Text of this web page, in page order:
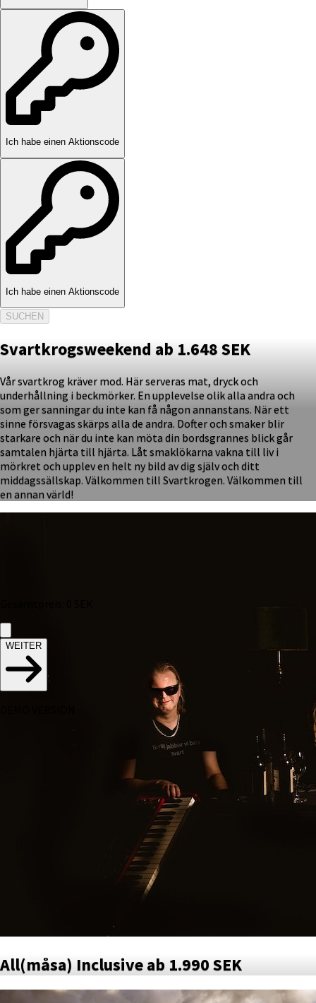
Ich habe einen Aktionscode
Ich habe einen Aktionscode
SUCHEN
Svartkrogsweekend ab 1.648 SEK
Vår svartkrog kräver mod. Här serveras mat, dryck och
underhållning i beckmörker. En upplevelse olik alla andra och
som ger sanningar du inte kan få någon annanstans. När ett
sinne försvagas skärps alla de andra. Dofter och smaker blir
starkare och när du inte kan möta din bordsgrannes blick går
samtalen hjärta till hjärta. Låt smaklökarna vakna till liv i
mörkret och upplev en helt ny bild av dig själv och ditt
middagssällskap. Välkommen till Svartkrogen. Välkommen till
en annan värld!
All(måsa) Inclusive ab 1.990 SEK
WEITER